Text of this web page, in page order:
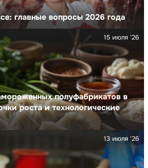
главные вопросы 2026 года
полуфабрикатов в
роста и технологические
15 июля '26
13 июля '26